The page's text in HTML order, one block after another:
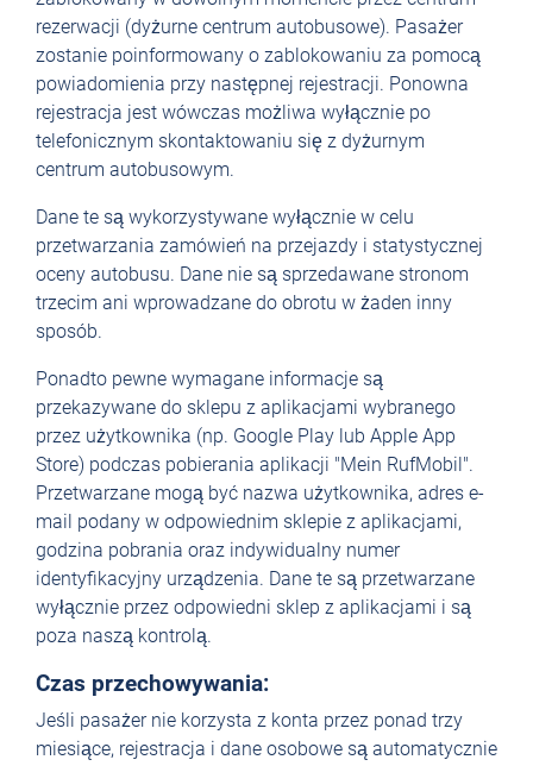
rezerwacji (dyżurne centrum autobusowe). Pasażer
zostanie poinformowany o zablokowaniu za pomocą
powiadomienia przy następnej rejestracji. Ponowna
rejestracja jest wówczas możliwa wyłącznie po
telefonicznym skontaktowaniu się z dyżurnym
centrum autobusowym.
Dane te są wykorzystywane wyłącznie w celu
przetwarzania zamówień na przejazdy i statystycznej
oceny autobusu. Dane nie są sprzedawane stronom
trzecim ani wprowadzane do obrotu w żaden inny
sposób.
Ponadto pewne wymagane informacje są
przekazywane do sklepu z aplikacjami wybranego
przez użytkownika (np. Google Play lub Apple App
Store) podczas pobierania aplikacji "Mein RufMobil".
Przetwarzane mogą być nazwa użytkownika, adres e-
mail podany w odpowiednim sklepie z aplikacjami,
godzina pobrania oraz indywidualny numer
identyfikacyjny urządzenia. Dane te są przetwarzane
wyłącznie przez odpowiedni sklep z aplikacjami i są
poza naszą kontrolą.
Czas przechowywania:
Jeśli pasażer nie korzysta z konta przez ponad trzy
miesiące, rejestracja i dane osobowe są automatycznie